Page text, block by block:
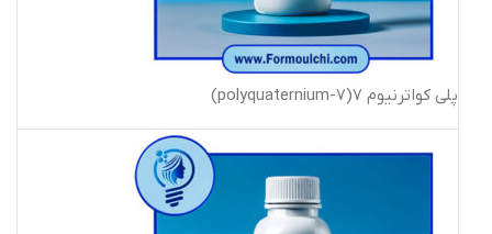
پلی کواترنیوم 7(polyquaternium-7)